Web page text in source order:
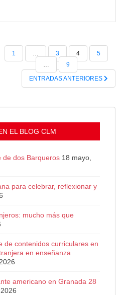
1 3 4
5
9
ENTRADAS ANTERIORES
EL BLOG CLM
de dos Barqueros 18 mayo,
para celebrar, reflexionar y
mucho más que
de contenidos curriculares en
en enseñanza
americano en Granada 28